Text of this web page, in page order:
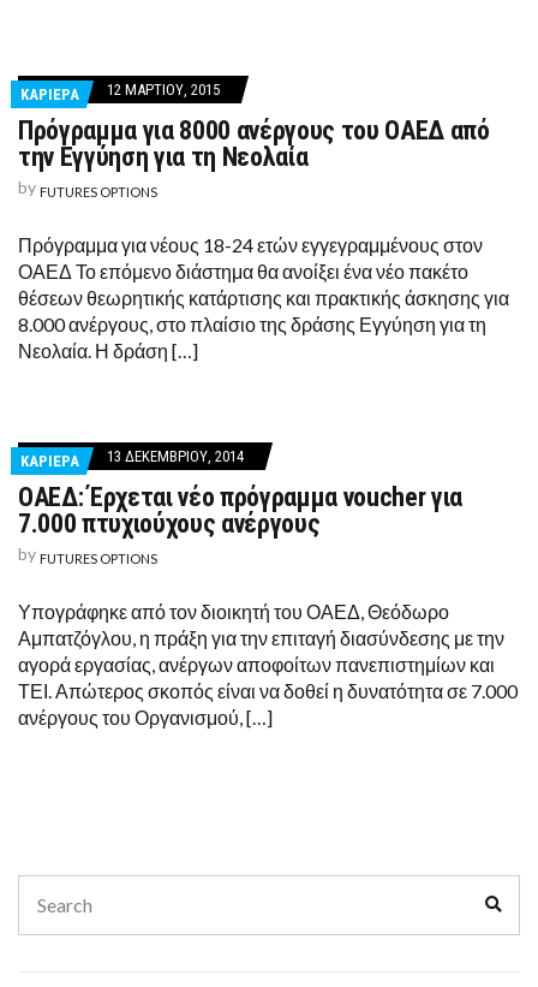
ΚΑΡΙΕΡΑ 12 ΜΑΡΤΊΟΥ, 2015
Πρόγραμμα για 8000 ανέργους του ΟΑΕΔ από
την Εγγύηση για τη Νεολαία
by FUTURES OPTIONS
Πρόγραμμα για νέους 18-24 ετών εγγεγραμμένους στον
ΟΑΕΔ Το επόμενο διάστημα θα ανοίξει ένα νέο πακέτο
θέσεων θεωρητικής κατάρτισης και πρακτικής άσκησης για
8.000 ανέργους, στο πλαίσιο της δράσης Εγγύηση για τη
Νεολαία. Η δράση […]
ΚΑΡΙΕΡΑ 13 ΔΕΚΕΜΒΡΊΟΥ, 2014
ΟΑΕΔ: Έρχεται νέο πρόγραμμα voucher για
7.000 πτυχιούχους ανέργους
by FUTURES OPTIONS
Υπογράφηκε από τον διοικητή του ΟΑΕΔ, Θεόδωρο
Αμπατζόγλου, η πράξη για την επιταγή διασύνδεσης με την
αγορά εργασίας, ανέργων αποφοίτων πανεπιστημίων και
ΤΕΙ. Απώτερος σκοπός είναι να δοθεί η δυνατότητα σε 7.000
ανέργους του Οργανισμού, […]
for: